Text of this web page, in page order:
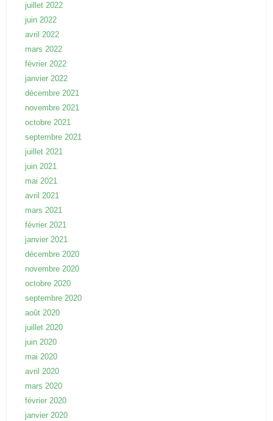
juillet 2022
juin 2022
avril 2022
mars 2022
février 2022
janvier 2022
décembre 2021
novembre 2021
octobre 2021
septembre 2021
juillet 2021
juin 2021
mai 2021
avril 2021
mars 2021
février 2021
janvier 2021
décembre 2020
novembre 2020
octobre 2020
septembre 2020
août 2020
juillet 2020
juin 2020
mai 2020
avril 2020
mars 2020
février 2020
janvier 2020